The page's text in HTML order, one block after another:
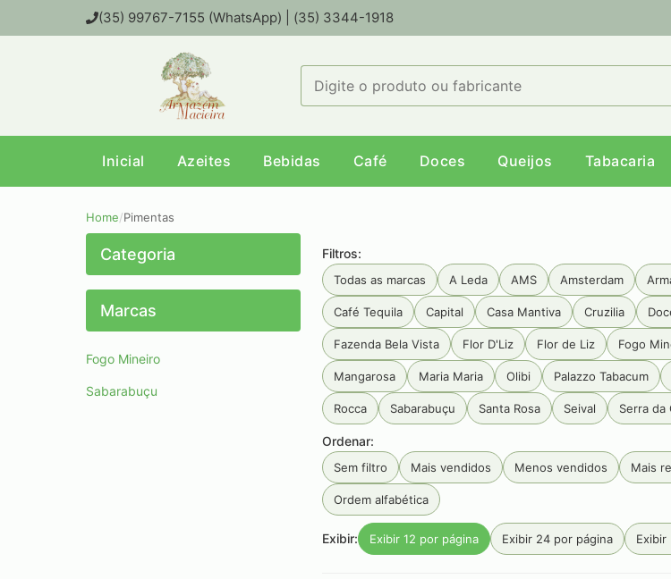
(35) 99767-7155 (WhatsApp) | (35) 3344-1918
Inicial Azeites Bebidas Café Doces Queijos Tabacaria
Home/Pimentas
Categoria
Marcas
Fogo Mineiro
Sabarabuçu
Filtros:
Todas as marcas A Leda AMS Amsterdam
Café Tequila Capital Casa Mantiva Cruzilia
Fazenda Bela Vista Flor D'Liz Flor de Liz Fogo
Mangarosa Maria Maria Olibi Palazzo Tabacum
Rocca Sabarabuçu Santa Rosa Seival Serra da
Smoking
Ordenar:
Sem filtro Mais vendidos Menos vendidos Mais
Ordem alfabética
Exibir: Exibir 12 por página Exibir 24 por página Exibir